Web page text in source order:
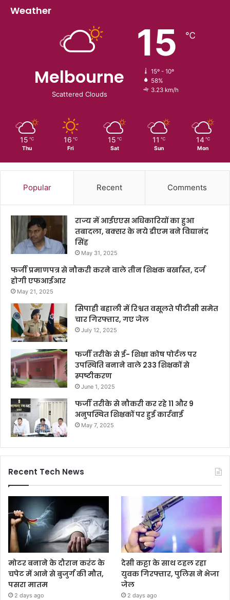
Weather
Melbourne
Scattered Clouds
15 ℃
15º - 10º
58%
3.23 km/h
15 ℃
Thu
16 ℃
Fri
15 ℃
Sat
11 ℃
Sun
14 ℃
Mon
Popular Recent Comments
राज्य में आईएएस अधिकारियों का हुआ
तबादला, बक्सर के नये डीएम बने विद्यानंद
सिंह
May 31, 2025
फर्जी प्रमाणपत्र से नौकरी करने वाले तीन शिक्षक बर्खास्त, दर्ज
होगी एफआईआर
May 21, 2025
सिपाही बहाली में रिश्वत वसूलते पीटीसी समेत
चार गिरफ्तार, गए जेल
July 12, 2025
फर्जी तरीके से ई- शिक्षा कोष पोर्टल पर
उपस्थिति बनाने वाले 233 शिक्षकों से
स्पष्टीकरण
June 1, 2025
फर्जी तरीके से नौकरी कर रहे 11 और 9
अनुपस्थित शिक्षकों पर हुई कार्रवाई
May 7, 2025
Recent Tech News
मोटर बनाने के दौरान करंट के
चपेट में आने से बुजुर्ग की मौत,
पसरा मातम
2 days ago
देसी कट्टा के साथ टहल रहा
युवक गिरफ्तार, पुलिस ने भेजा
जेल
2 days ago